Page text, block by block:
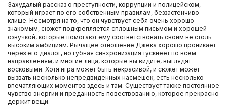
Захудалый рассказ о преступности, коррупции и полицейском,
который играет по его собственным правилам, беззастенчиво
клише. Несмотря на то, что он чувствует себя очень хорошо
знакомым, сюжет подкрепляется сплошным письмом и хорошей
озвучкой, которые помогают ему соответствовать своим не столь
высоким амбициям. Рычащее отношение Джека хорошо проникает
через его диалог, но губная синхронизация тускнеет по всем
направлениям, и многие лица, которые вы видите, выглядят
восковыми. Хотя игра может быть некрасивой, и сюжет может
вызвать несколько непредвиденных насмешек, есть несколько
впечатляющих моментов здесь и там. Существует также постоянное
чувство энергии и преданность повествованию, которое прекрасно
держит вещи.